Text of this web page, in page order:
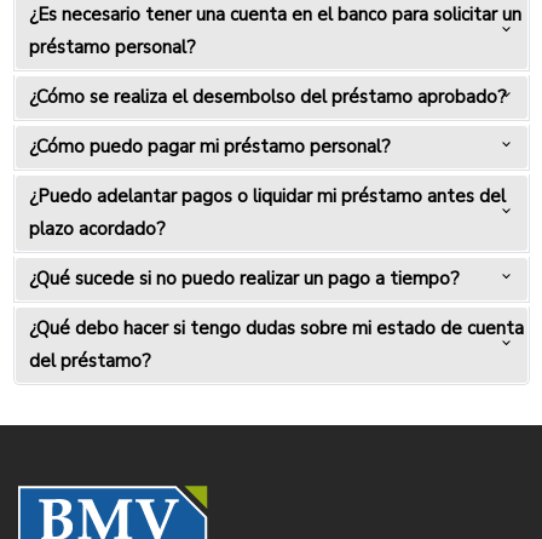
¿Es necesario tener una cuenta en el banco para solicitar un
préstamo personal?
¿Cómo se realiza el desembolso del préstamo aprobado?
¿Cómo puedo pagar mi préstamo personal?
¿Puedo adelantar pagos o liquidar mi préstamo antes del
plazo acordado?
¿Qué sucede si no puedo realizar un pago a tiempo?
¿Qué debo hacer si tengo dudas sobre mi estado de cuenta
del préstamo?